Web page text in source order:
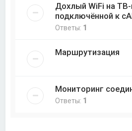
Дохлый WiFi на
подключённой к
Ответы: 1
Маршрутизация
Мониторинг
Ответы: 1